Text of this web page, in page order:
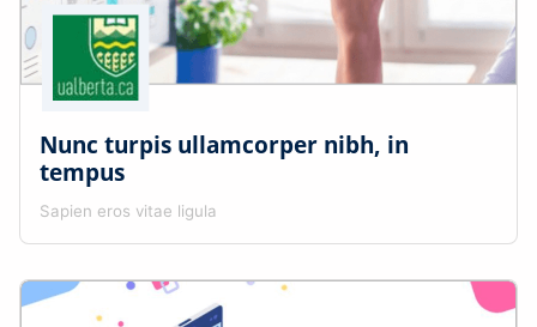
Nunc turpis ullamcorper nibh, in
tempus
Sapien eros vitae ligula